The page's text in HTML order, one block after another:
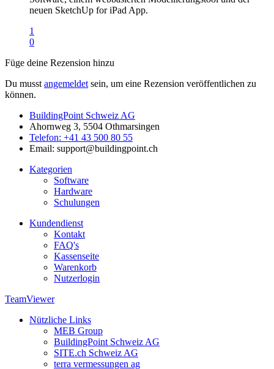
neuen SketchUp for iPad App.
1
0
Füge deine Rezension hinzu
Du musst angemeldet sein, um eine Rezension veröffentlichen zu
können.
BuildingPoint Schweiz AG
Ahornweg 3, 5504 Othmarsingen
Telefon: +41 43 500 80 55
Email: support@buildingpoint.ch
Kategorien
Software
Hardware
Schulungen
Kundendienst
Kontakt
FAQ's
Kassenseite
Warenkorb
Nutzerlogin
TeamViewer
Nützliche Links
MEB Group
BuildingPoint Schweiz AG
SITE.ch Schweiz AG
terra vermessungen ag